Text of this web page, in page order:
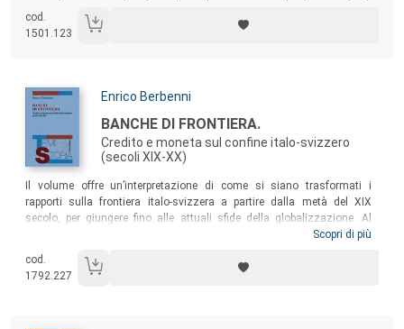
modesti artigiani che, caricandosi sulle spalle le pesantissime
conseguenze di una guerra mondiale, avviarono o rilanciarono le
cod.
1501.123
Autori:
Enrico Berbenni
Titolo:
BANCHE DI FRONTIERA.
Credito e moneta sul confine italo-svizzero
(secoli XIX-XX)
Sommario:
Il volume offre un’interpretazione di come si siano trasformati i
rapporti sulla frontiera italo-svizzera a partire dalla metà del XIX
secolo, per giungere fino alle attuali sfide della globalizzazione. Al
centro dell’attenzione si pongono soprattutto le intense relazioni
una storia fatta di interessi spesso al limite tra legalità e illegalità, che
possono però far luce sull’evoluzione storica della frontiera e dei suoi
Scopri di più
cod.
1792.227